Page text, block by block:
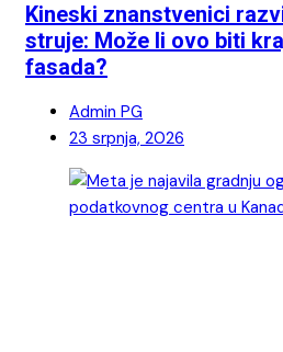
Kineski znanstvenici
struje: Može li ovo biti
fasada?
Admin PG
23 srpnja, 2026